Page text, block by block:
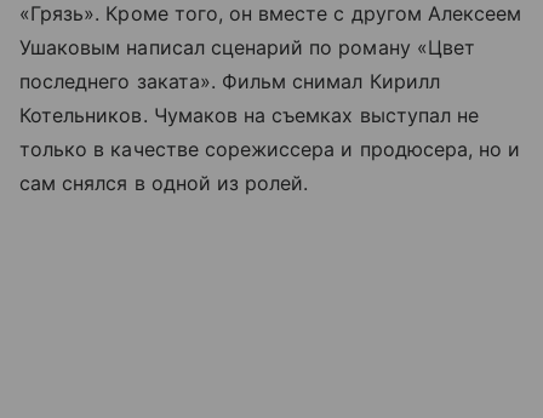
«Грязь». Кроме того, он вместе с другом Алексеем
Ушаковым написал сценарий по роману «Цвет
последнего заката». Фильм снимал Кирилл
Котельников. Чумаков на съемках выступал не
только в качестве сорежиссера и продюсера, но и
сам снялся в одной из ролей.